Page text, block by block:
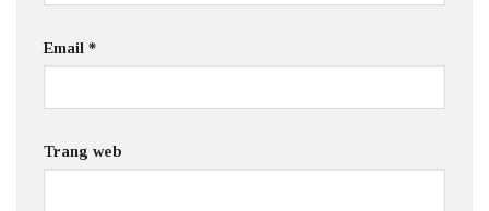
Email *
Trang web